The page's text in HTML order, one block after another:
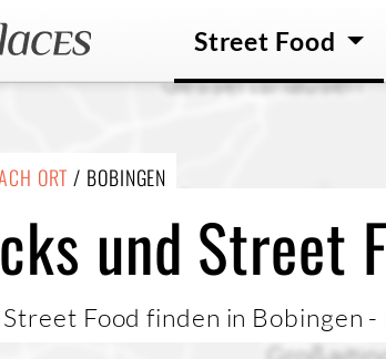
Street Food
ORT / BOBINGEN
und Street
Food finden in Bobingen -